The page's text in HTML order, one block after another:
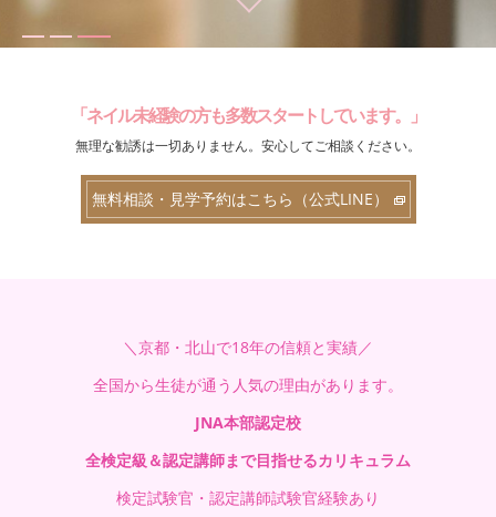
「ネイル未経験の方も多数スタートしています。」
無理な勧誘は一切ありません。安心してご相談ください。
無料相談・見学予約はこちら（公式LINE）
＼京都・北山で18年の信頼と実績／
全国から生徒が通う人気の理由があります。
JNA本部認定校
全検定級＆認定講師まで目指せるカリキュラム
検定試験官・認定講師試験官経験あり